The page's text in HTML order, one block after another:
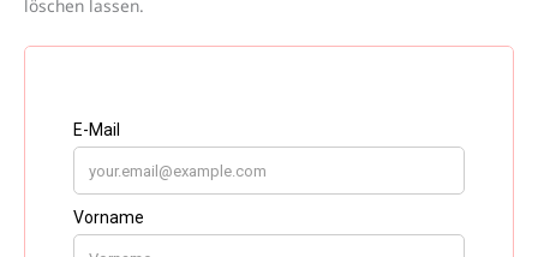
löschen lassen.